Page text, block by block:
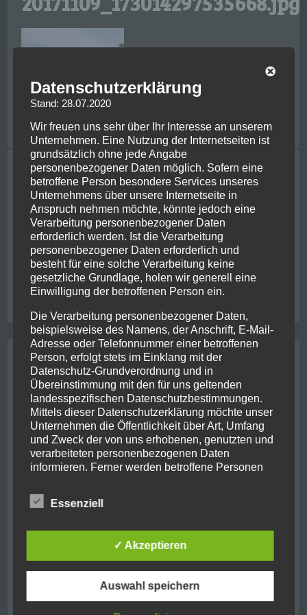
Tagging
achental adrenaline bayern bike centre of nz chernobyl chiemgau
christchurch classic flight ferry franzjosef friends ghosbusters
glacier helicopter hiking irish jetboat jurassic park
kawarau river kiwilake wanaka metlife milford sounds
nelson new york newzealand pancake rocks
penguin picton powerplant punakaiki queenstownrafting
roadtrip shotover river stewart island thunderjet ukraine
Archive
August 2021(2)
Oktober 2019 (10)
Juni 2019(1)
November 2017(11)
November 2016(2)
Datenschutzerklärung
Stand: 28.07.2020
Wir freuen uns sehr über Ihr Interesse an unserem
Unternehmen. Eine Nutzung der Internetseiten ist
grundsätzlich ohne jede Angabe
personenbezogener Daten möglich. Sofern eine
betroffene Person besondere Services unseres
Unternehmens über unsere Internetseite in
Anspruch nehmen möchte, könnte jedoch eine
Verarbeitung personenbezogener Daten
erforderlich werden. Ist die Verarbeitung
personenbezogener Daten erforderlich und
besteht für eine solche Verarbeitung keine
gesetzliche Grundlage, holen wir generell eine
Einwilligung der betroffenen Person ein.
Die Verarbeitung personenbezogener Daten,
beispielsweise des Namens, der Anschrift, E-Mail-
Adresse oder Telefonnummer einer betroffenen
Person, erfolgt stets im Einklang mit der
Datenschutz-Grundverordnung und in
Übereinstimmung mit den für uns geltenden
landesspezifischen Datenschutzbestimmungen.
Mittels dieser Datenschutzerklärung möchte unser
Unternehmen die Öffentlichkeit über Art, Umfang
und Zweck der von uns erhobenen, genutzten und
verarbeiteten personenbezogenen Daten
informieren. Ferner werden betroffene Personen
zustehenden Rechte aufgeklärt.
zahlreiche technische und organisatorische
Maßnahmen umgesetzt, um einen möglichst
lückenlosen Schutz der über diese Internetseite
verarbeiteten personenbezogenen Daten
sicherzustellen. Dennoch können Internetbasierte
Datenübertragungen grundsätzlich
Essenziell
✓ Akzeptieren
Auswahl speichern